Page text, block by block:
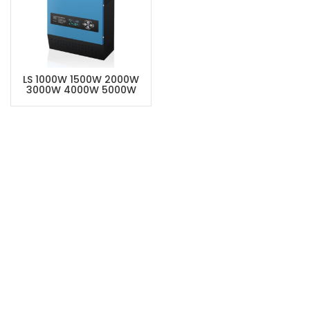
LS 1000W 1500W 2000W
3000W 4000W 5000W
Inverter